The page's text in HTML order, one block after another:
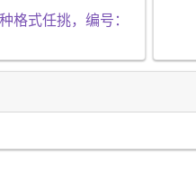
式任挑，编号：